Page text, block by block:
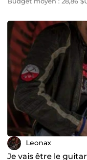
Leonax
Je vais être le